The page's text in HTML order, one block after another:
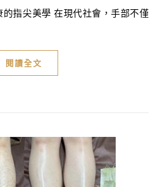
閱讀全文